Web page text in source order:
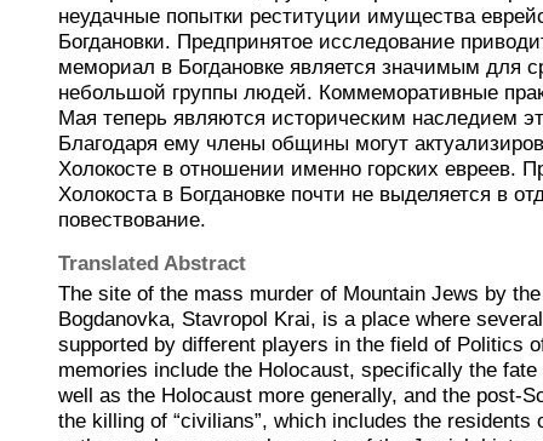
неудачные попытки реституции имущества
Богдановки. Предпринятое исследование
мемориал в Богдановке является значимым для
небольшой группы людей. Коммеморативные
Мая теперь являются историческим наследием
Благодаря ему члены общины могут
Холокосте в отношении именно горских евреев.
Холокоста в Богдановке почти не выделяется в
повествование.
Translated Abstract
The site of the mass murder of Mountain Jews by
Bogdanovka, Stavropol Krai, is a place where
supported by different players in the field of Politics
memories include the Holocaust, specifically the
well as the Holocaust more generally, and the post-
the killing of “civilians”, which includes the residents